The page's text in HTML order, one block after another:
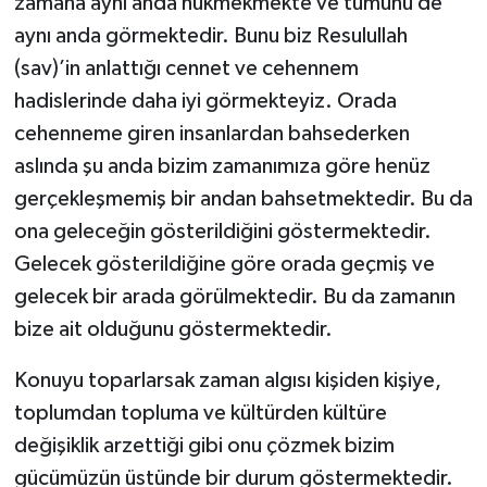
aynı anda görmektedir. Bunu biz Resulullah
(sav)’in anlattığı cennet ve cehennem
hadislerinde daha iyi görmekteyiz. Orada
cehenneme giren insanlardan bahsederken
aslında şu anda bizim zamanımıza göre henüz
gerçekleşmemiş bir andan bahsetmektedir. Bu da
ona geleceğin gösterildiğini göstermektedir.
Gelecek gösterildiğine göre orada geçmiş ve
gelecek bir arada görülmektedir. Bu da zamanın
bize ait olduğunu göstermektedir.
Konuyu toparlarsak zaman algısı kişiden kişiye,
toplumdan topluma ve kültürden kültüre
değişiklik arzettiği gibi onu çözmek bizim
gücümüzün üstünde bir durum göstermektedir.